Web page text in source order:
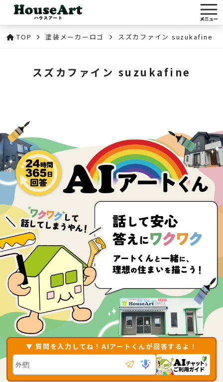
TOP 塗装メーカーロゴ スズカファイン suzukafine
スズカファイン suzukafine
▼ 質問を入力してね！AIアートくんが回答するよ！